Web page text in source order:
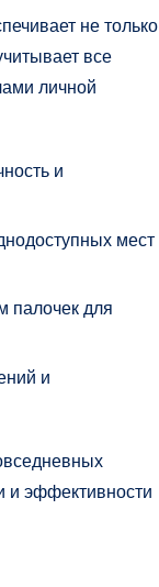
не только
все
личной
и
мест
палочек для
и
и эффективности